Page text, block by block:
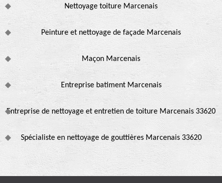
Nettoyage toiture Marcenais
Peinture et nettoyage de façade Marcenais
Maçon Marcenais
Entreprise batiment Marcenais
Entreprise de nettoyage et entretien de toiture Marcenais 33620
Spécialiste en nettoyage de gouttières Marcenais 33620